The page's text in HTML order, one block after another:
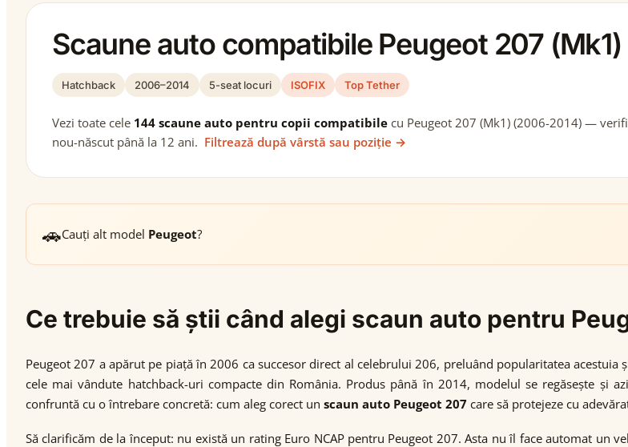
Scaune auto compatibile Peugeot 207
Hatchback 2006–2014 5-seat locuri ISOFIX Top Tether
Vezi toate cele 144 scaune auto pentru copii compatibile cu Peugeot 207 (Mk1) (2006-2014) —
nou-născut până la 12 ani. Filtrează după vârstă sau poziție →
🚗Cauți alt model Peugeot?
Ce trebuie să știi când alegi scaun auto pentru
Peugeot 207 a apărut pe piață în 2006 ca succesor direct al celebrului 206, preluând popularitatea
cele mai vândute hatchback-uri compacte din România. Produs până în 2014, modelul se regăsește și
confruntă cu o întrebare concretă: cum aleg corect un scaun auto Peugeot 207 care să protejeze cu
Să clarificăm de la început: nu există un rating Euro NCAP pentru Peugeot 207. Asta nu îl face automat